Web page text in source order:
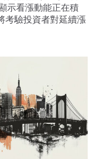
示看漲動能正在積
考驗投資者對延續漲